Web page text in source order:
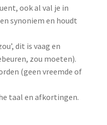
ook al val je in
synoniem en houdt
dit is vaag en
zou moeten).
(geen vreemde of
taal en afkortingen.